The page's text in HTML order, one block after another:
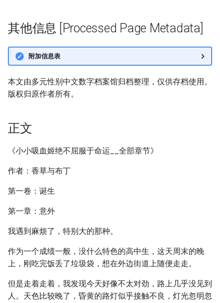
其他信息 [Processed Page Metadata]
附加信息表
本文由多元性别中文数字档案馆归档整理，仅供存档使用。
版权归原作者所有。
正文
《小小吸血姬绝不屈服于命运__全部章节》
作者：香草与布丁
第一卷：诞生
第一章：意外
我遇到麻烦了，特别大的那种。
作为一个成绩一般，没什么特色的高中生，这天周末的晚
上，刚吃完饭丢了垃圾袋，想在外边街道上随便走走。
但是走着走着，我发现今天好像不太对劲，路上几乎没见到
人。天色比较晚了，昏黄的路灯似乎接触不良，灯光忽明忽